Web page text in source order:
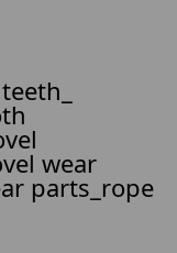
wear
parts_rope